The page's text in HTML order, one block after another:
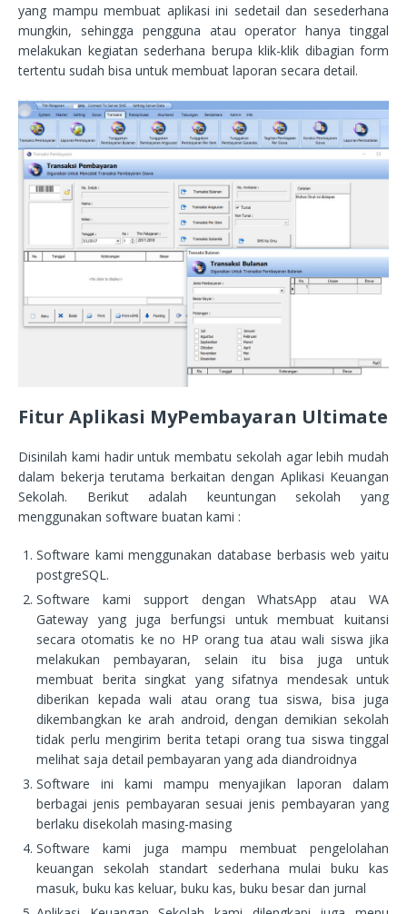
yang mampu membuat aplikasi ini sedetail dan sesederhana
mungkin, sehingga pengguna atau operator hanya tinggal
melakukan kegiatan sederhana berupa klik-klik dibagian form
tertentu sudah bisa untuk membuat laporan secara detail.
Fitur Aplikasi MyPembayaran Ultimate
Disinilah kami hadir untuk membatu sekolah agar lebih mudah
dalam bekerja terutama berkaitan dengan Aplikasi Keuangan
Sekolah. Berikut adalah keuntungan sekolah yang
menggunakan software buatan kami :
Software kami menggunakan database berbasis web yaitu
postgreSQL.
Software kami support dengan WhatsApp atau WA
Gateway yang juga berfungsi untuk membuat kuitansi
secara otomatis ke no HP orang tua atau wali siswa jika
melakukan pembayaran, selain itu bisa juga untuk
membuat berita singkat yang sifatnya mendesak untuk
diberikan kepada wali atau orang tua siswa, bisa juga
dikembangkan ke arah android, dengan demikian sekolah
tidak perlu mengirim berita tetapi orang tua siswa tinggal
melihat saja detail pembayaran yang ada diandroidnya
Software ini kami mampu menyajikan laporan dalam
berbagai jenis pembayaran sesuai jenis pembayaran yang
berlaku disekolah masing-masing
Software kami juga mampu membuat pengelolahan
keuangan sekolah standart sederhana mulai buku kas
masuk, buku kas keluar, buku kas, buku besar dan jurnal